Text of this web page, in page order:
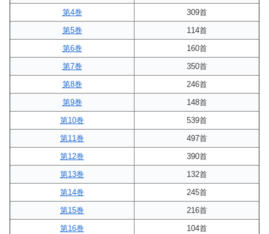
第4巻
309首
第5巻
114首
第6巻
160首
第7巻
350首
第8巻
246首
第9巻
148首
第10巻
539首
第11巻
497首
第12巻
390首
第13巻
132首
第14巻
245首
第15巻
216首
第16巻
104首